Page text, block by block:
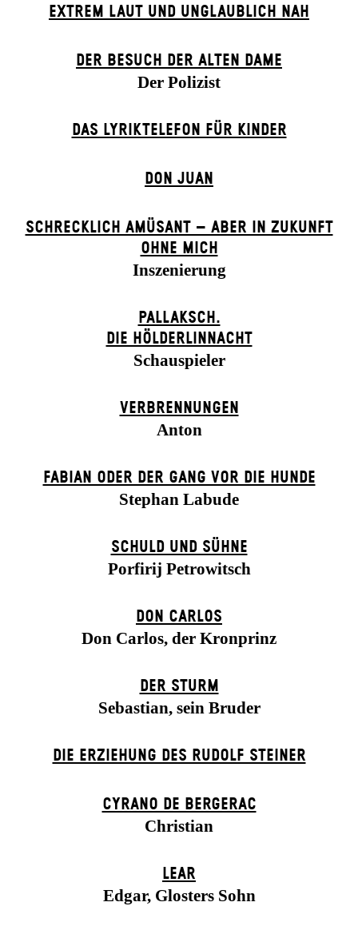
EXTREM LAUT UND UNGLAUBLICH NAH
DER BE­SUCH DER ALT­EN DA­ME
Der Polizist
DAS LYRIKTELEFON FÜR KINDER
DON JUAN
SCHRECKLICH AMÜSANT – ABER IN ZUKUNFT
OHNE MICH
Inszenierung
PALLAKSCH.
DIE HÖLDERLINNACHT
Schauspieler
VERBRENNUNGEN
Anton
FABIAN ODER DER GANG VOR DIE HUNDE
Stephan Labude
SCHULD UND SÜHNE
Porfirij Petrowitsch
DON CARLOS
Don Carlos, der Kronprinz
DER STURM
Sebastian, sein Bruder
DIE ERZIEHUNG DES RUDOLF STEINER
CYRANO DE BERGERAC
Christian
LEAR
Edgar, Glosters Sohn